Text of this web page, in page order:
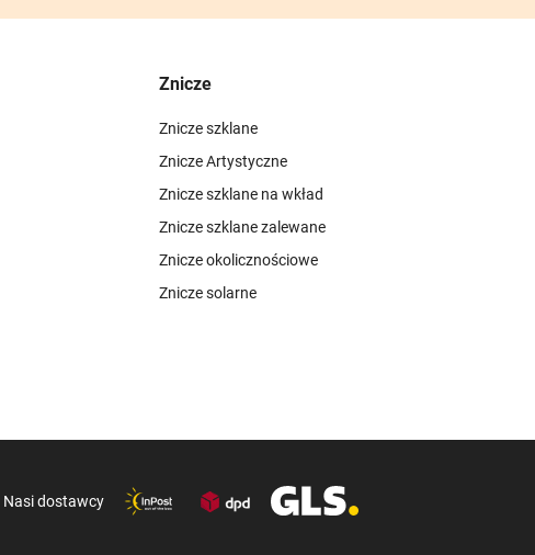
Znicze
Znicze szklane
Znicze Artystyczne
Znicze szklane na wkład
Znicze szklane zalewane
Znicze okolicznościowe
Znicze solarne
Nasi dostawcy